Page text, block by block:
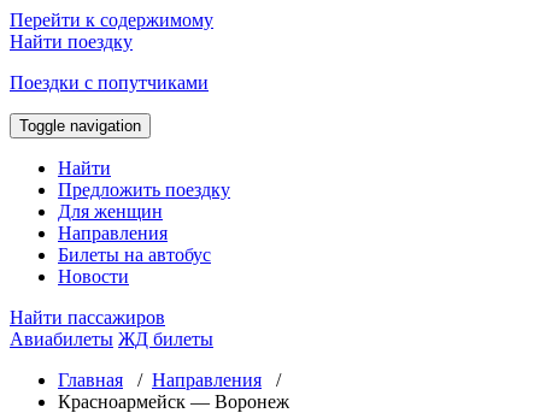
Перейти к содержимому
Найти поездку
Поездки с попутчиками
Toggle navigation
Найти
Предложить поездку
Для женщин
Направления
Билеты на автобус
Новости
Найти пассажиров
Авиабилеты ЖД билеты
Главная / Направления /
Красноармейск — Воронеж